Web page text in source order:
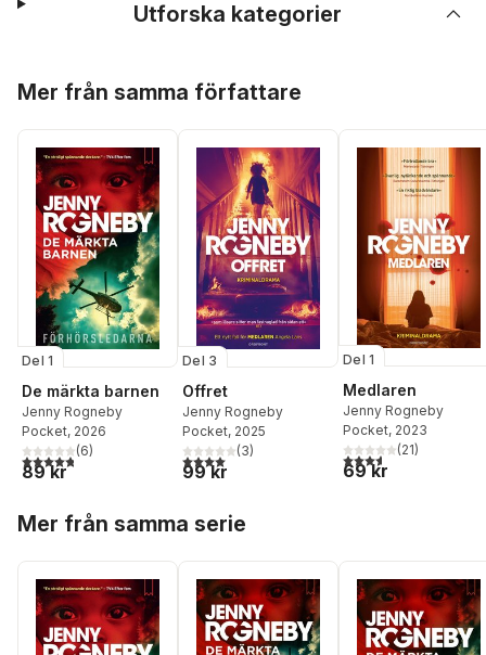
Utforska kategorier
Mer från samma författare
Del 1
De märkta barnen
Jenny Rogneby
Pocket, 2026
4,8utav 5 stjärnor. Totalt antal röster:
(6)
89 kr
Del 3
Offret
Jenny Rogneby
Pocket, 2025
4,0utav 5 stjärnor. Totalt antal röster:
(3)
99 kr
Del 1
Medlaren
Jenny Rogneby
Pocket, 2023
3,6utav 5 stjärnor.
(21)
69 kr
Mer från samma serie